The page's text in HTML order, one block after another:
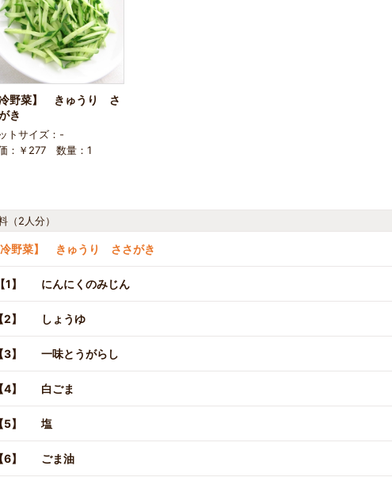
野菜】 きゅうり さ
き
トサイズ：-
：￥277 数量：1
（2人分）
野菜】 きゅうり ささがき
1】 にんにくのみじん
】 しょうゆ
】 一味とうがらし
】 白ごま
】 塩
】 ごま油